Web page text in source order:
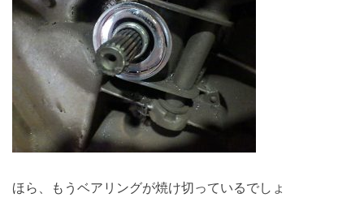
ほら、もうベアリングが焼け切っているでしょ